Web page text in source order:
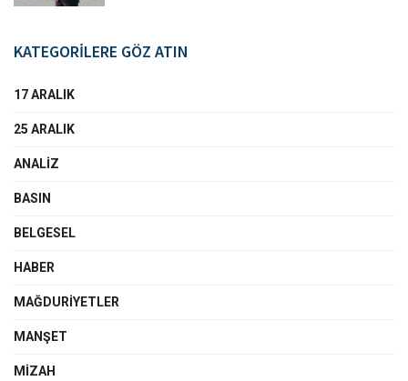
KATEGORİLERE GÖZ ATIN
17 ARALIK
25 ARALIK
ANALIZ
BASIN
BELGESEL
HABER
MAĞDURIYETLER
MANŞET
MIZAH